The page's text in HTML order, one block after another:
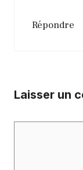
Répondre
Laisser un